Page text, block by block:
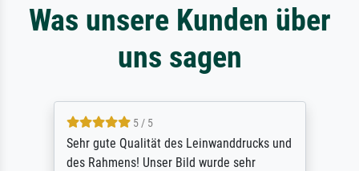
Was unsere Kunden über
uns sagen
5 / 5
Sehr gute Qualität des Leinwanddrucks und
des Rahmens! Unser Bild wurde sehr